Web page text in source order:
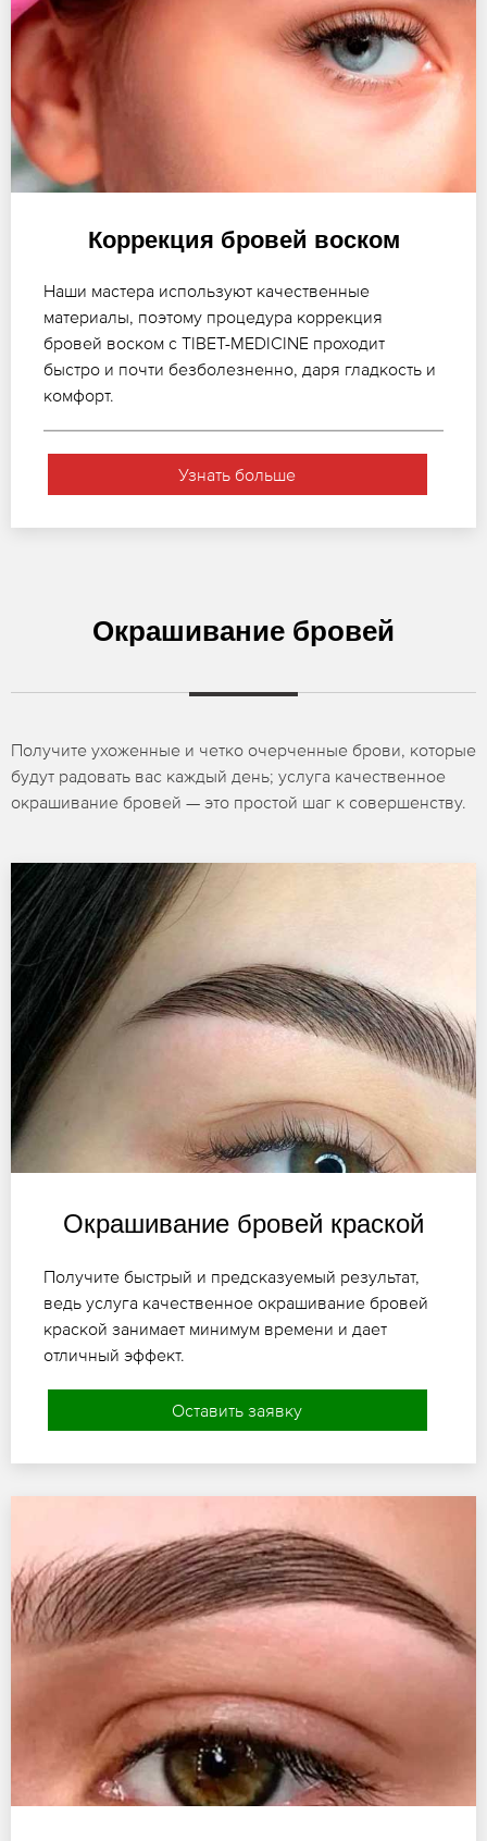
Коррекция бровей воском
Наши мастера используют качественные
материалы, поэтому процедура коррекция
бровей воском с TIBET-MEDICINE проходит
быстро и почти безболезненно, даря гладкость и
комфорт.
Узнать больше
Окрашивание бровей
Получите ухоженные и четко очерченные брови, которые
будут радовать вас каждый день; услуга качественное
окрашивание бровей — это простой шаг к совершенству.
Окрашивание бровей краской
Получите быстрый и предсказуемый результат,
ведь услуга качественное окрашивание бровей
краской занимает минимум времени и дает
отличный эффект.
Оставить заявку